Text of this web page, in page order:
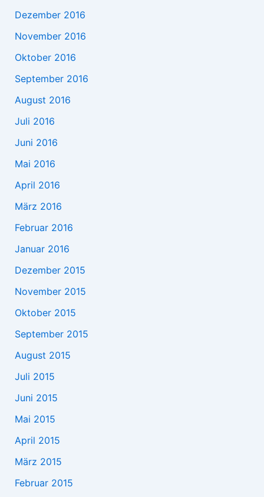
Dezember 2016
November 2016
Oktober 2016
September 2016
August 2016
Juli 2016
Juni 2016
Mai 2016
April 2016
März 2016
Februar 2016
Januar 2016
Dezember 2015
November 2015
Oktober 2015
September 2015
August 2015
Juli 2015
Juni 2015
Mai 2015
April 2015
März 2015
Februar 2015